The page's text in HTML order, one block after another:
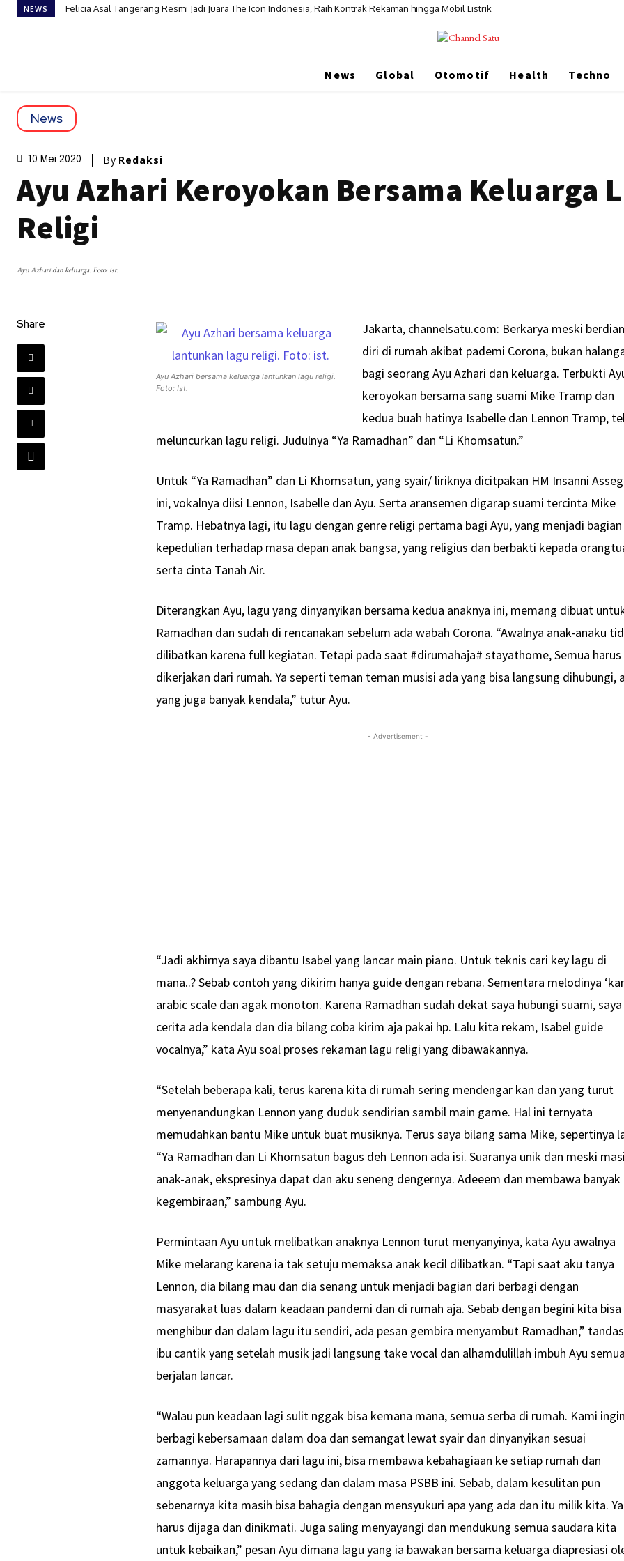
NEWS Felicia Asal Tangerang Resmi Jadi Juara The Icon Indonesia, Raih Kontrak Rekaman hingga Mobil Listrik
Catherine Wilson Semarakkan HUT Ke-81 RI, Bangga Kenakan Karya Desainer Indonesia di Atas Catwalk
News Global Otomotif Health Techno
News
10 Mei 2020 By Redaksi
Ayu Azhari Keroyokan Bersama Keluarga
Religi
Ayu Azhari dan keluarga. Foto: ist.
Share
Ayu Azhari bersama keluarga lantunkan lagu religi.
Foto: Ist.
Jakarta, channelsatu.com: Berkarya meski
diri di rumah akibat pademi Corona, bukan
bagi seorang Ayu Azhari dan keluarga. Terbukti
keroyokan bersama sang suami Mike Tramp dan
kedua buah hatinya Isabelle dan Lennon Tramp,
meluncurkan lagu religi. Judulnya “Ya Ramadhan” dan “Li Khomsatun.”
Untuk “Ya Ramadhan” dan Li Khomsatun, yang syair/ liriknya dicitpakan HM Insanni
ini, vokalnya diisi Lennon, Isabelle dan Ayu. Serta aransemen digarap suami tercinta Mike
Tramp. Hebatnya lagi, itu lagu dengan genre religi pertama bagi Ayu, yang menjadi bagian
kepedulian terhadap masa depan anak bangsa, yang religius dan berbakti kepada
serta cinta Tanah Air.
Diterangkan Ayu, lagu yang dinyanyikan bersama kedua anaknya ini, memang dibuat
Ramadhan dan sudah di rencanakan sebelum ada wabah Corona. “Awalnya anak-anaku
dilibatkan karena full kegiatan. Tetapi pada saat #dirumahaja# stayathome, Semua harus
dikerjakan dari rumah. Ya seperti teman teman musisi ada yang bisa langsung dihubungi,
yang juga banyak kendala,” tutur Ayu.
- Advertisement -
“Jadi akhirnya saya dibantu Isabel yang lancar main piano. Untuk teknis cari key lagu di
mana..? Sebab contoh yang dikirim hanya guide dengan rebana. Sementara melodinya
arabic scale dan agak monoton. Karena Ramadhan sudah dekat saya hubungi suami, saya
cerita ada kendala dan dia bilang coba kirim aja pakai hp. Lalu kita rekam, Isabel guide
vocalnya,” kata Ayu soal proses rekaman lagu religi yang dibawakannya.
“Setelah beberapa kali, terus karena kita di rumah sering mendengar kan dan yang turut
menyenandungkan Lennon yang duduk sendirian sambil main game. Hal ini ternyata
memudahkan bantu Mike untuk buat musiknya. Terus saya bilang sama Mike, sepertinya
“Ya Ramadhan dan Li Khomsatun bagus deh Lennon ada isi. Suaranya unik dan meski
anak-anak, ekspresinya dapat dan aku seneng dengernya. Adeeem dan membawa banyak
kegembiraan,” sambung Ayu.
Permintaan Ayu untuk melibatkan anaknya Lennon turut menyanyinya, kata Ayu awalnya
Mike melarang karena ia tak setuju memaksa anak kecil dilibatkan. “Tapi saat aku tanya
Lennon, dia bilang mau dan dia senang untuk menjadi bagian dari berbagi dengan
masyarakat luas dalam keadaan pandemi dan di rumah aja. Sebab dengan begini kita bisa
menghibur dan dalam lagu itu sendiri, ada pesan gembira menyambut Ramadhan,” tandas
ibu cantik yang setelah musik jadi langsung take vocal dan alhamdulillah imbuh Ayu semua
berjalan lancar.
“Walau pun keadaan lagi sulit nggak bisa kemana mana, semua serba di rumah. Kami ingin
berbagi kebersamaan dalam doa dan semangat lewat syair dan dinyanyikan sesuai
zamannya. Harapannya dari lagu ini, bisa membawa kebahagiaan ke setiap rumah dan
anggota keluarga yang sedang dan dalam masa PSBB ini. Sebab, dalam kesulitan pun
sebenarnya kita masih bisa bahagia dengan mensyukuri apa yang ada dan itu milik kita. Ya
harus dijaga dan dinikmati. Juga saling menyayangi dan mendukung semua saudara kita
untuk kebaikan,” pesan Ayu dimana lagu yang ia bawakan bersama keluarga diapresiasi